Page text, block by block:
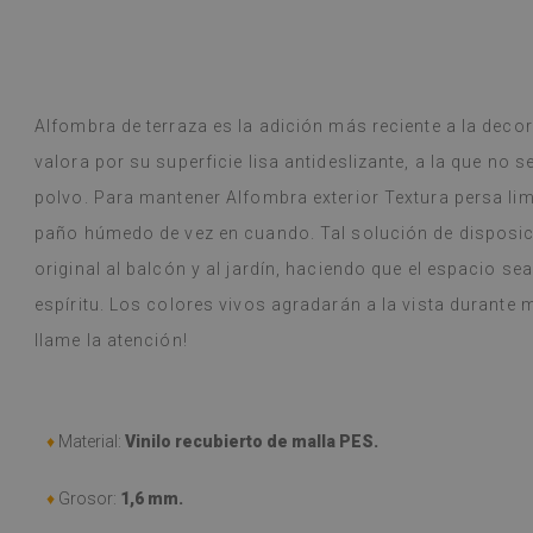
Alfombra de terraza es la adición más reciente a la
valora por su superficie lisa antideslizante, a la que no
polvo. Para mantener Alfombra exterior Textura persa
paño húmedo de vez en cuando. Tal solución de
original al balcón y al jardín, haciendo que el espacio
espíritu. Los colores vivos agradarán a la vista durante
llame la atención!
♦ Material: Vinilo recubierto de malla PES.
♦ Grosor: 1,6 mm.
estaba bien
resultado es
me sorprende
hacer tan
y, a pesar de
(durante las
problema. Se
húmedo si se
hace 1 año